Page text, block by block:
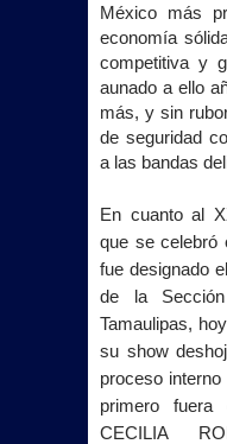
México más
economía
competitiva y
aunado a ello
más, y sin
de seguridad
a las bandas
En cuanto al
que se celebró
fue designado
de
la
Tamaulipas,
su show
proceso
primero
CECILIA